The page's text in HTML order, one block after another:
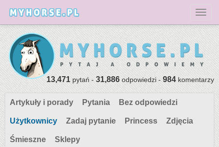
13,471pytań -31,886odpowiedzi -984komentarzy
Artykuły i porady Pytania Bez odpowiedzi
Użytkownicy Zadaj pytanie Princess Zdjęcia
Śmieszne Sklepy